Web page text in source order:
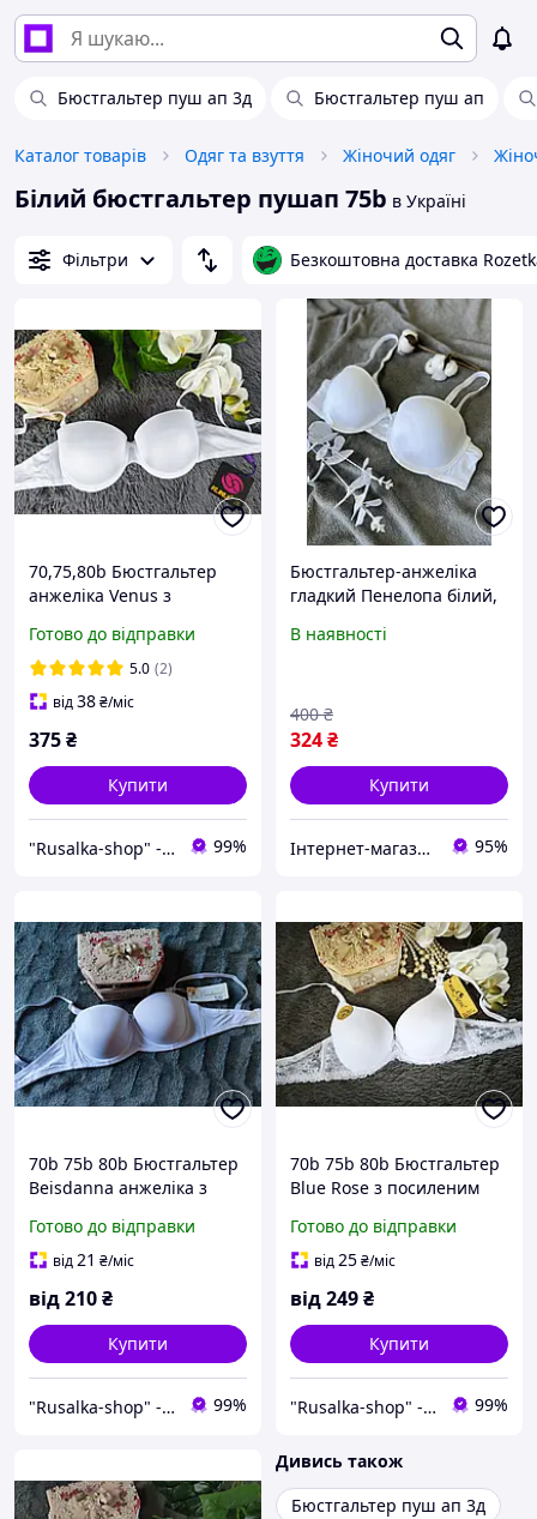
Бюстгальтер пуш ап 3д Бюстгальтер пуш ап
Каталог товарів Одяг та взуття Жіночий одяг
Білий бюстгальтер пушап 75b в Україні
Фільтри Безкоштовна доставка
70,75,80b Бюстгальтер
анжеліка Venus з
b ліфчик балконет супер
посилений push-up 2
розмір грудей білий 0705
Готово до відправки
5.0 (2)
від38₴/міс
375₴
Купити
"Rusalka-shop" - інтернет магазин спідньої жіночої білизни 99%
Бюстгальтер-анжеліка
гладкий Пенелопа білий,
ПОДВІЙНИЙ ПУШ АП 2см
В наявності
324₴
400 ₴
Купити
Інтернет-магазин товарів для дому "The Rechi" 95%
70b 75b 80b Бюстгальтер
Beisdanna анжеліка з
ліфчик 2 другий розмір
грудей з push-up гладкий
Готово до відправки
від21 ₴/міс
від210₴
Купити
"Rusalka-shop" - інтернет магазин спідньої жіночої білизни 99%
70b 75b 80b Бюстгальтер
Blue Rose з посиленим
чашка b для маленьких
грудей 2 розмір супер
Готово до відправки
від25₴/міс
від249₴
Купити
"Rusalka-shop" - інтернет магазин спідньої жіночої білизни 99%
Дивись також
Бюстгальтер пуш ап 3д